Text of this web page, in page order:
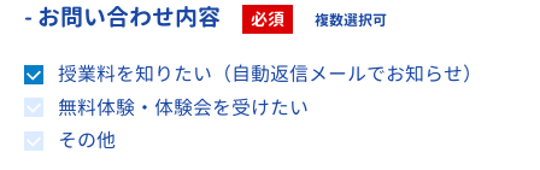
- お問い合わせ内容 必須 複数選択可
授業料を知りたい（自動返信メールでお知らせ）
無料体験・体験会を受けたい
その他